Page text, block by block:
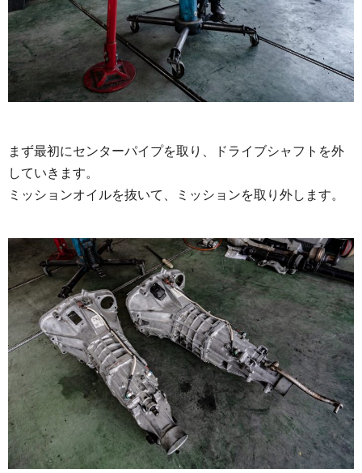
まず最初にセンターパイプを取り、ドライブシャフトを外
していきます。
ミッションオイルを抜いて、ミッションを取り外します。